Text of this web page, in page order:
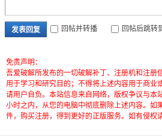
发表回复 回帖并转播 回帖后跳转
免责声明：
吾爱破解所发布的一切破解补丁、注册机和注册
用于学习和研究目的；不得将上述内容用于商业
请用户自负。本站信息来自网络，版权争议与本
小时之内，从您的电脑中彻底删除上述内容。如
件，购买注册，得到更好的正版服务。如有侵权